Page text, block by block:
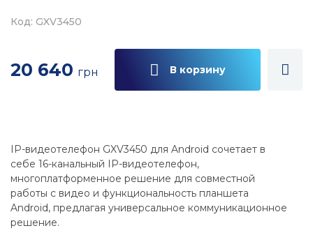
Код: GXV3450
20 640 грн В корзину
IP-видеотелефон GXV3450 для Android сочетает в
себе 16-канальный IP-видеотелефон,
многоплатформенное решение для совместной
работы с видео и функциональность планшета
Android, предлагая универсальное коммуникационное
решение.